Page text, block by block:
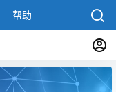
帮助